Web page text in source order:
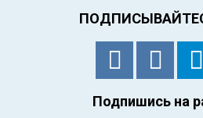
Подпишись на